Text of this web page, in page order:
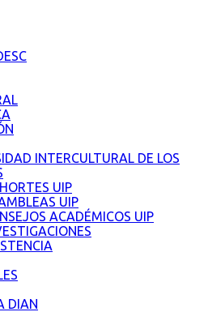
INTERCULTURAL DE LOS
UIP
UIP
ACADÉMICOS UIP
DIAN